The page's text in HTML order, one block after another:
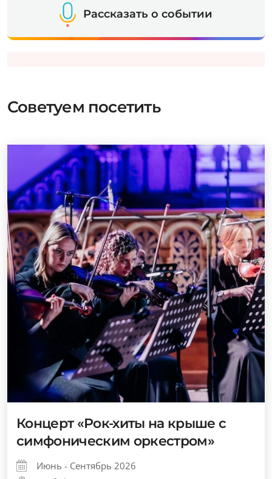
Рассказать о событии
Советуем посетить
Концерт «Рок-хиты на крыше с
симфоническим оркестром»
Июнь - Сентябрь 2026